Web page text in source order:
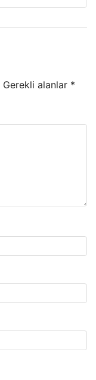
Gerekli alanlar *